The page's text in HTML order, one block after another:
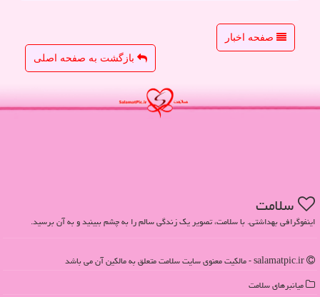
صفحه اخبار
بازگشت به صفحه اصلی
سلامت
اینفوگرافی بهداشتی. با سلامت، تصویر یک زندگی سالم را به چشم ببینید و به آن برسید.
میانبرهای سلامت